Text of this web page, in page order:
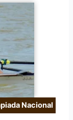
Nacional